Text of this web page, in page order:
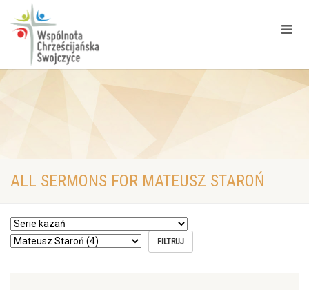
ALL SERMONS FOR MATEUSZ STAROŃ